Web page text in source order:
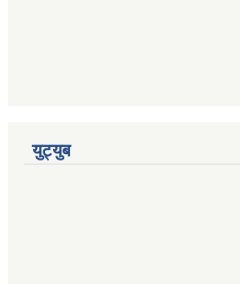
युट्युब